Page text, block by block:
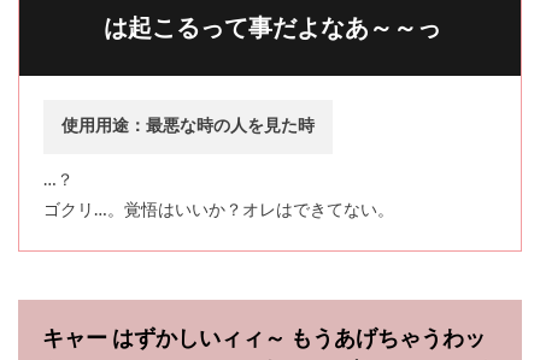
は起こるって事だよなあ～～っ
使用用途：最悪な時の人を見た時
…？
ゴクリ…。覚悟はいいか？オレはできてない。
キャー はずかしいィィ～ もうあげちゃうわッ